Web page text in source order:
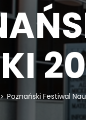
Poznański Festiwal